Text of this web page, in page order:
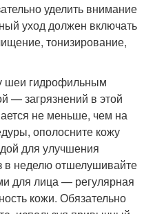
уделить внимание
уход должен включать
тонизирование,
шеи гидрофильным
— загрязнений в этой
не меньше, чем на
ополосните кожу
для улучшения
в неделю отшелушивайте
для лица — регулярная
кожи. Обязательно